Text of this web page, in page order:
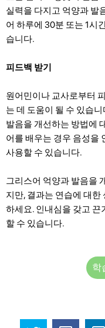
실력을 다지고 억양과 발
어 하루에 30분 또는 1시
습니다.
피드백 받기
원어민이나 교사로부터
는 데 도움이 될 수 있습
발음을 개선하는 방법에
어를 배우는 경우 음성을
사용할 수 있습니다.
그리스어 억양과 발음을
지만, 결과는 연습에 대한
하세요. 인내심을 갖고 끈
할 수 있습니다.
학